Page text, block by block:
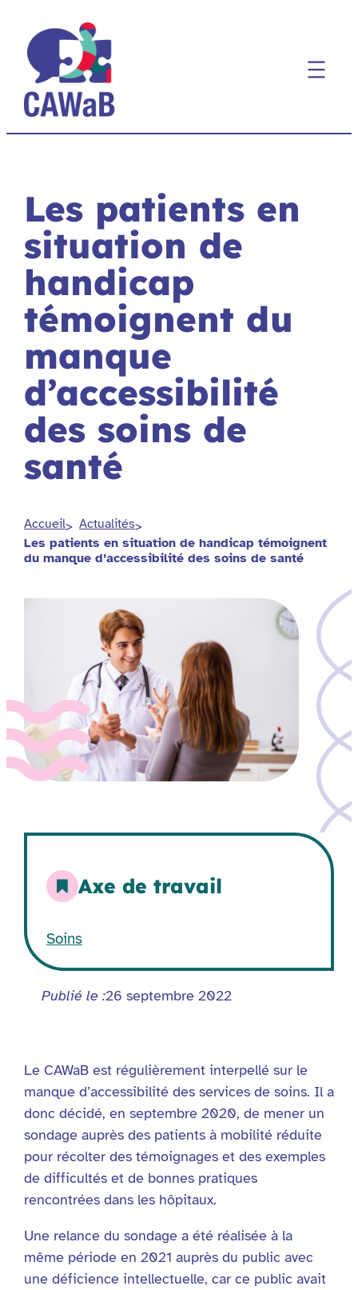
contenu
Les patients en
situation de
handicap
témoignent du
manque
d’accessibilité
des soins de
santé
Accueil
Actualités
Les patients en situation de handicap témoignent
du manque d’accessibilité des soins de santé
Axe de travail
Soins
Publié le :26 septembre 2022
Le CAWaB est régulièrement interpellé sur le
manque d’accessibilité des services de soins. Il a
donc décidé, en septembre 2020, de mener un
sondage auprès des patients à mobilité réduite
pour récolter des témoignages et des exemples
de difficultés et de bonnes pratiques
rencontrées dans les hôpitaux.
Une relance du sondage a été réalisée à la
même période en 2021 auprès du public avec
une déficience intellectuelle, car ce public avait